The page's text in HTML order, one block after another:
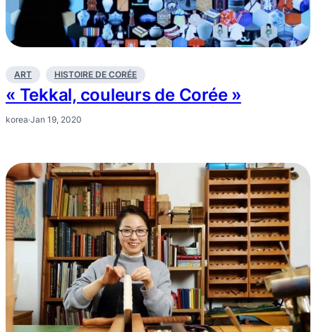
ART HISTOIRE DE CORÉE
« Tekkal, couleurs de Corée »
korea·Jan 19, 2020